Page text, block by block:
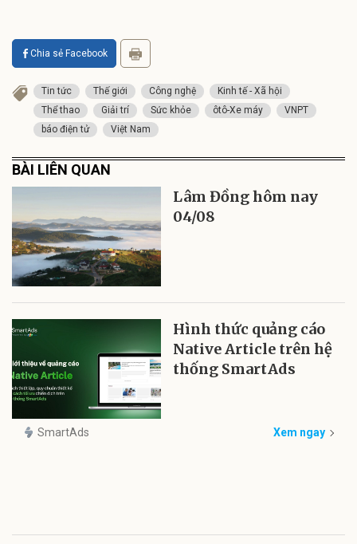
Chia sẻ Facebook
Tin tức Thế giới Công nghệ
Kinh tế - Xã hội
Thể thao
Giải trí Sức khỏe ôtô-Xe máy
VNPT
báo điện tử
Việt Nam
BÀI LIÊN QUAN
Lâm Đồng hôm nay
04/08
Hình thức quảng cáo
Native Article trên hệ
thống SmartAds
SmartAds Xem ngay